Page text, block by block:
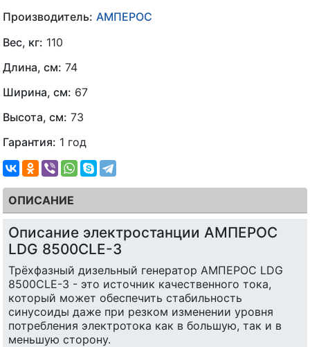
Производитель: АМПЕРОС
Вес, кг: 110
Длина, см: 74
Ширина, см: 67
Высота, см: 73
Гарантия: 1 год
ОПИСАНИЕ
Описание электростанции АМПЕРОС
LDG 8500CLE-3
Трёхфазный дизельный генератор АМПЕРОС LDG
8500CLE-3 - это источник качественного тока,
который может обеспечить стабильность
синусоиды даже при резком изменении уровня
потребления электротока как в большую, так и в
меньшую сторону.